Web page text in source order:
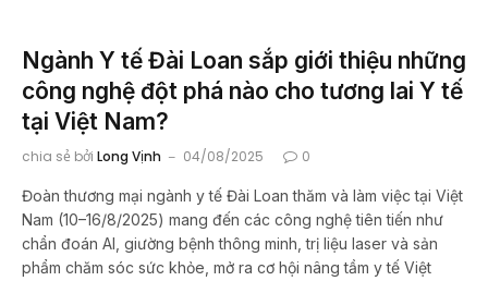
Ngành Y tế Đài Loan sắp giới thiệu những
công nghệ đột phá nào cho tương lai Y tế
tại Việt Nam?
chia sẻ bởi Long Vịnh 04/08/2025 0
Đoàn thương mại ngành y tế Đài Loan thăm và làm việc tại Việt
Nam (10–16/8/2025) mang đến các công nghệ tiên tiến như
chẩn đoán AI, giường bệnh thông minh, trị liệu laser và sản
phẩm chăm sóc sức khỏe, mở ra cơ hội nâng tầm y tế Việt